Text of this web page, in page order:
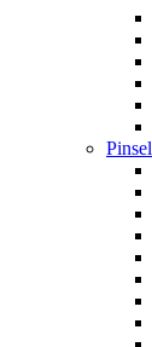
Pinsel